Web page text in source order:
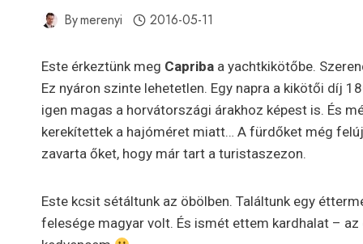
Bymerenyi 2016-05-11
Este érkeztünk meg Capriba a yachtkikötőbe.
Ez nyáron szinte lehetetlen. Egy napra a kikötői díj
igen magas a horvátországi árakhoz képest is. És
kerekítettek a hajóméret miatt… A fürdőket még
zavarta őket, hogy már tart a turistaszezon.
Este kcsit sétáltunk az öbölben. Találtunk egy
felesége magyar volt. És ismét ettem kardhalat – az